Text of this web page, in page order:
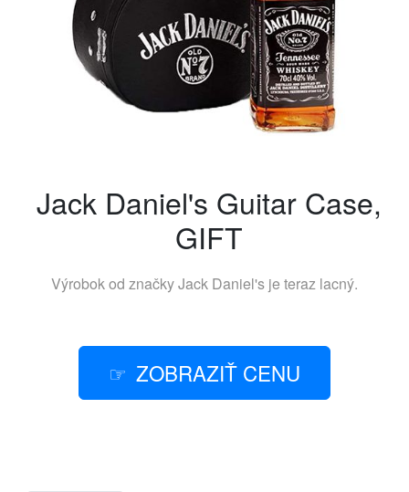
Jack Daniel's Guitar Case,
GIFT
Výrobok od značkyJack Daniel's je teraz lacný.
ZOBRAZIŤ CENU